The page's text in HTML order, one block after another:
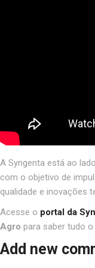
A Syngenta está ao
com o objetivo de
qualidade e inovações
Acesse o portal da
Agro para saber tudo
Add new